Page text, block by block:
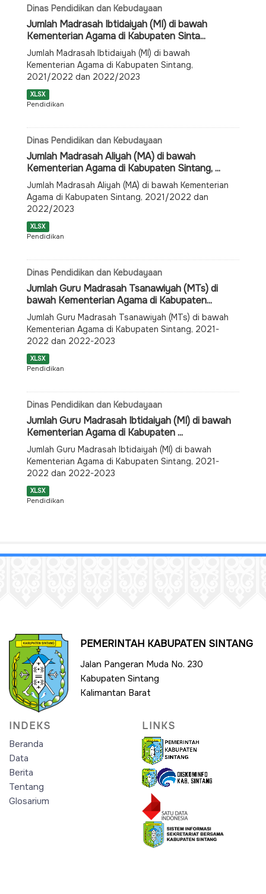
Dinas Pendidikan dan Kebudayaan
Jumlah Madrasah Ibtidaiyah (MI) di bawah
Kementerian Agama di Kabupaten Sinta...
Jumlah Madrasah Ibtidaiyah (MI) di bawah
Kementerian Agama di Kabupaten Sintang,
2021/2022 dan 2022/2023
XLSX
Pendidikan
Dinas Pendidikan dan Kebudayaan
Jumlah Madrasah Aliyah (MA) di bawah
Kementerian Agama di Kabupaten Sintang, ...
Jumlah Madrasah Aliyah (MA) di bawah Kementerian
Agama di Kabupaten Sintang, 2021/2022 dan
2022/2023
XLSX
Pendidikan
Dinas Pendidikan dan Kebudayaan
Jumlah Guru Madrasah Tsanawiyah (MTs) di
bawah Kementerian Agama di Kabupaten...
Jumlah Guru Madrasah Tsanawiyah (MTs) di bawah
Kementerian Agama di Kabupaten Sintang, 2021-
2022 dan 2022-2023
XLSX
Pendidikan
Dinas Pendidikan dan Kebudayaan
Jumlah Guru Madrasah Ibtidaiyah (MI) di bawah
Kementerian Agama di Kabupaten ...
Jumlah Guru Madrasah Ibtidaiyah (MI) di bawah
Kementerian Agama di Kabupaten Sintang, 2021-
2022 dan 2022-2023
XLSX
Pendidikan
PEMERINTAH KABUPATEN SINTANG
Jalan Pangeran Muda No. 230
Kabupaten Sintang
Kalimantan Barat
INDEKS
Beranda
Data
Berita
Tentang
Glosarium
LINKS